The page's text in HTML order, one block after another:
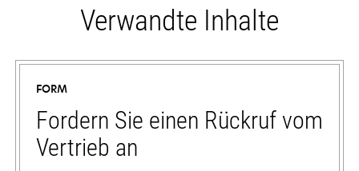
Verwandte Inhalte
FORM
Fordern Sie einen Rückruf vom
Vertrieb an